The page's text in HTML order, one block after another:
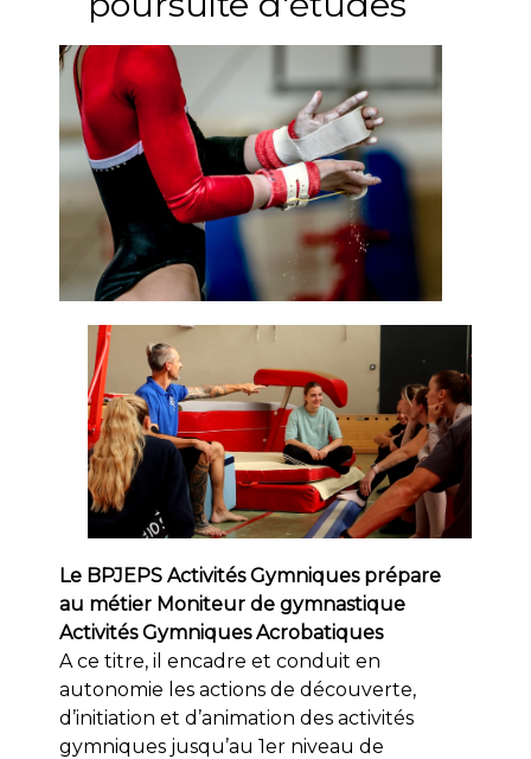
Le BPJEPS Activités Gymniques prépare
au métier Moniteur de gymnastique
Activités Gymniques Acrobatiques
A ce titre, il encadre et conduit en
autonomie les actions de découverte,
d’initiation et d’animation des activités
gymniques jusqu’au 1er niveau de